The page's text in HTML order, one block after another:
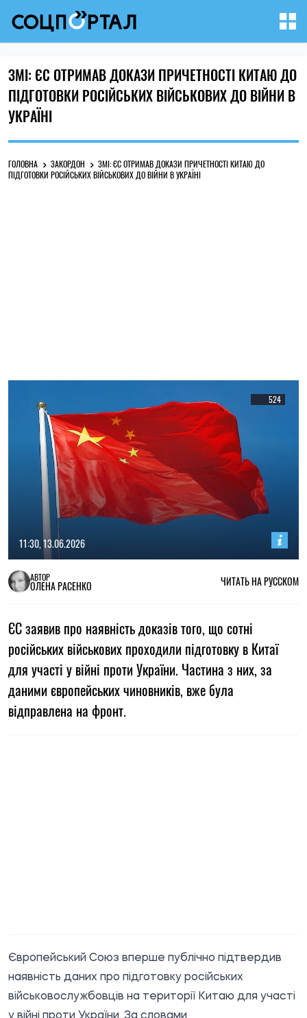
ЗМІ: ЄС ОТРИМАВ ДОКАЗИ ПРИЧЕТНОСТІ КИТАЮ ДО
ПІДГОТОВКИ РОСІЙСЬКИХ ВІЙСЬКОВИХ ДО ВІЙНИ В
УКРАЇНІ
ГОЛОВНА ЗАКОРДОН
ЗМІ: ЄС ОТРИМАВ ДОКАЗИ ПРИЧЕТНОСТІ КИТАЮ ДО
ПІДГОТОВКИ РОСІЙСЬКИХ ВІЙСЬКОВИХ ДО ВІЙНИ В УКРАЇНІ
524
11:30, 13.06.2026
АВТОР
ОЛЕНА РАСЕНКО ЧИТАТЬ НА РУССКОМ
ЄС заявив про наявність доказів того, що сотні
російських військових проходили підготовку в Китаї
для участі у війні проти України. Частина з них, за
даними європейських чиновників, вже була
відправлена на фронт.
Європейський Союз вперше публічно підтвердив
наявність даних про підготовку російських
військовослужбовців на території Китаю для участі